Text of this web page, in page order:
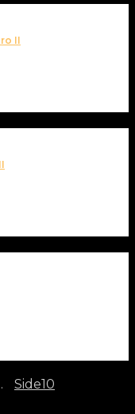
II
Side10